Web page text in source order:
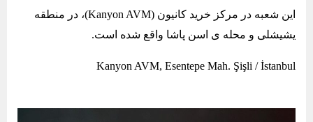
این شعبه در مرکز خرید کانیون (Kanyon AVM)، در منطقه
یشیشلی و محله ی اسن پاشا واقع شده است.
Kanyon AVM, Esentepe Mah. Şişli / İstanbul